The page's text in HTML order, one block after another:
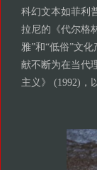
科幻文本如菲利
拉尼的《代尔格
雅”和“低俗”文
献不断为在当代
主义》 (1992)，